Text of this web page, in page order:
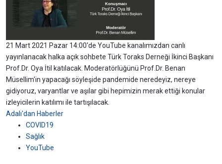
21 Mart 2021 Pazar 14:00'de YouTube kanalımızdan canlı
yayınlanacak halka açık sohbete Türk Toraks Derneği İkinci Başkanı
Prof.Dr. Oya İtil katılacak. Moderatörlüğünü Prof.Dr. Benan
Müsellim'in yapacağı söyleşide pandemide neredeyiz, nereye
gidiyoruz, varyantlar ve aşılar gibi hepimizin merak ettiği konular
izleyicilerin katılımı ile tartışılacak.
Adalı'dan Haberler
COVID19
Sağlık
YouTube